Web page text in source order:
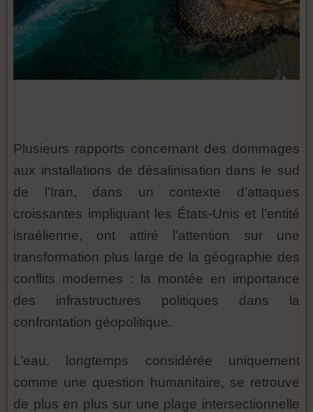
Plusieurs rapports concernant des dommages
aux installations de désalinisation dans le sud
de l’Iran, dans un contexte d’attaques
croissantes impliquant les États-Unis et l’entité
israélienne, ont attiré l’attention sur une
transformation plus large de la géographie des
conflits modernes : la montée en importance
des infrastructures politiques dans la
confrontation géopolitique.
L’eau, longtemps considérée uniquement
comme une question humanitaire, se retrouve
de plus en plus sur une plage intersectionnelle